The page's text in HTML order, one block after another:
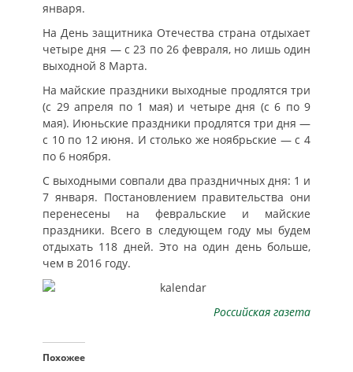
января.
На День защитника Отечества страна отдыхает
четыре дня — с 23 по 26 февраля, но лишь один
выходной 8 Марта.
На майские праздники выходные продлятся три
(с 29 апреля по 1 мая) и четыре дня (с 6 по 9
мая). Июньские праздники продлятся три дня —
с 10 по 12 июня. И столько же ноябрьские — с 4
по 6 ноября.
С выходными совпали два праздничных дня: 1 и
7 января. Постановлением правительства они
перенесены на февральские и майские
праздники. Всего в следующем году мы будем
отдыхать 118 дней. Это на один день больше,
чем в 2016 году.
Российская газета
Похожее